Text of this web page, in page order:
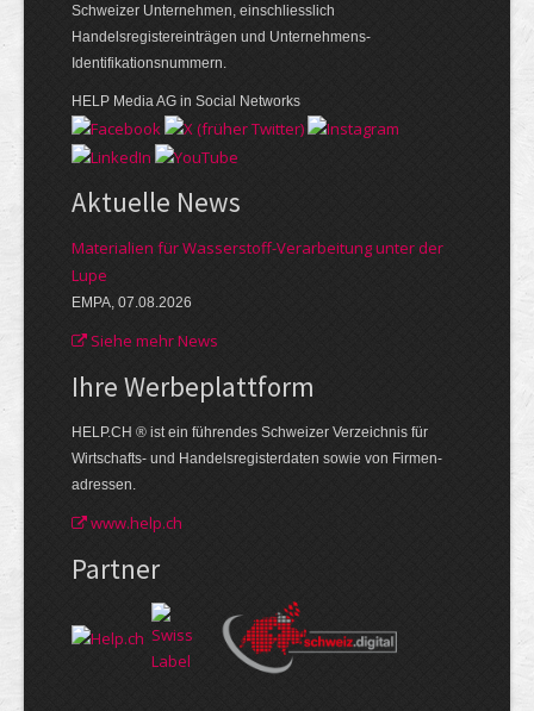
Schweizer Unternehmen, einschliesslich
Handelsregistereinträgen und Unternehmens-
Identifikationsnummern.
HELP Media AG in Social Networks
Aktuelle News
Materialien für Wasserstoff-Verarbeitung unter der
Lupe
EMPA, 07.08.2026
Siehe mehr News
Ihre Werbe­plattform
HELP.CH ® ist ein führendes Schweizer Verzeichnis für
Wirtschafts- und Handelsregisterdaten sowie von Firmen­
adressen.
www.help.ch
Partner